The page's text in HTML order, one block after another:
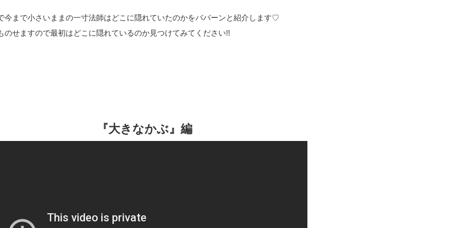
今まで小さいままの一寸法師はどこに隠れていたのかをババーンと紹介します♡
のせますので最初はどこに隠れているのか見つけてみてください!!
『大きなかぶ』編